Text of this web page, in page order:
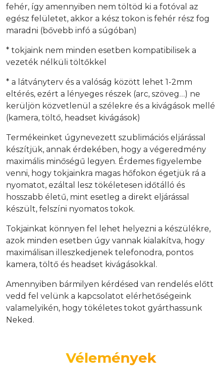
fehér, így amennyiben nem töltöd ki a fotóval az
egész felületet, akkor a kész tokon is fehér rész fog
maradni (bővebb infó a súgóban)
* tokjaink nem minden esetben kompatibilisek a
vezeték nélküli töltőkkel
* a látványterv és a valóság között lehet 1-2mm
eltérés, ezért a lényeges részek (arc, szöveg…) ne
kerüljön közvetlenül a szélekre és a kivágások mellé
(kamera, töltő, headset kivágások)
Termékeinket úgynevezett szublimációs eljárással
készítjük, annak érdekében, hogy a végeredmény
maximális minőségű legyen. Érdemes figyelembe
venni, hogy tokjainkra magas hőfokon égetjük rá a
nyomatot, ezáltal lesz tökéletesen időtálló és
hosszabb életű, mint esetleg a direkt eljárással
készült, felszíni nyomatos tokok.
Tokjainkat könnyen fel lehet helyezni a készülékre,
azok minden esetben úgy vannak kialakítva, hogy
maximálisan illeszkedjenek telefonodra, pontos
kamera, töltő és headset kivágásokkal.
Amennyiben bármilyen kérdésed van rendelés előtt
vedd fel velünk a kapcsolatot elérhetőségeink
valamelyikén, hogy tökéletes tokot gyárthassunk
Neked.
Vélemények